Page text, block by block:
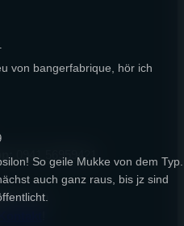
0941 56959421
von bangerfabrique, hör ich
So geile Mukke von dem Typ.
auch ganz raus, bis jz sind